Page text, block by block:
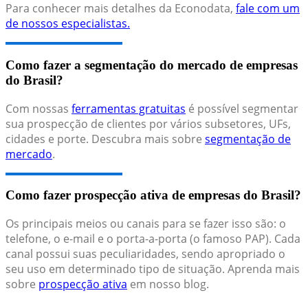
Para conhecer mais detalhes da Econodata, fale com um
de nossos especialistas.
Como fazer a segmentação do mercado de empresas
do Brasil?
Com nossas ferramentas gratuitas é possível segmentar
sua prospecção de clientes por vários subsetores, UFs,
cidades e porte. Descubra mais sobre segmentação de
mercado.
Como fazer prospecção ativa de empresas do Brasil?
Os principais meios ou canais para se fazer isso são: o
telefone, o e-mail e o porta-a-porta (o famoso PAP). Cada
canal possui suas peculiaridades, sendo apropriado o
seu uso em determinado tipo de situação. Aprenda mais
sobre prospecção ativa em nosso blog.